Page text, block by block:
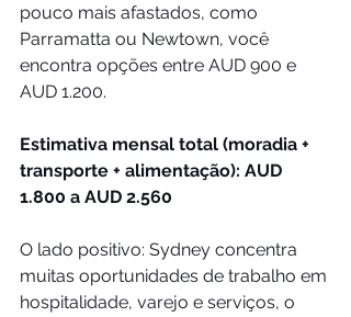
pouco mais afastados, como
Parramatta ou Newtown, você
encontra opções entre AUD 900 e
AUD 1.200.
Estimativa mensal total (moradia +
transporte + alimentação): AUD
1.800 a AUD 2.560
O lado positivo: Sydney concentra
muitas oportunidades de trabalho em
hospitalidade, varejo e serviços, o